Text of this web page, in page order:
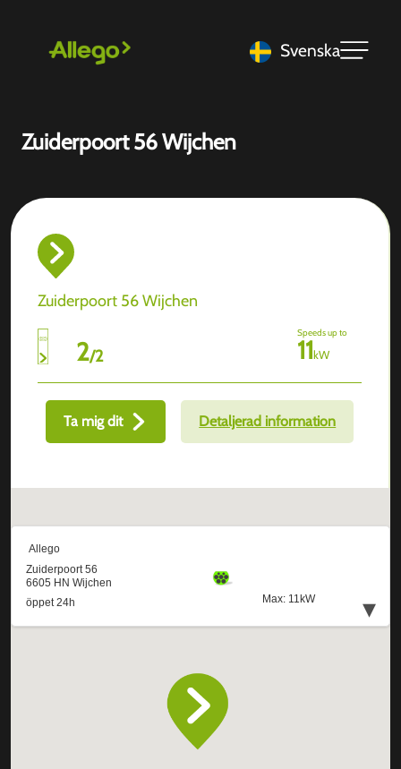
Svenska
Zuiderpoort 56 Wijchen
Zuiderpoort 56 Wijchen
2/2
Speeds up to
11kW
Ta mig dit Detaljerad information